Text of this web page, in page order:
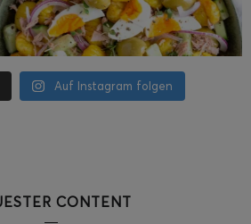
Auf Instagram folgen
CONTENT